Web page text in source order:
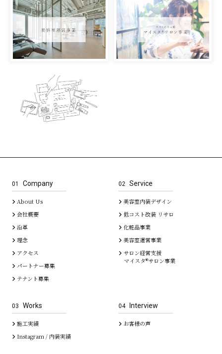
01 Company
About Us
会社概要
沿革
理念
アクセス
パートナー募集
テナント募集
02 Service
美容室内装デザイン
低コスト改装 リサロ
化粧品事業
美容室運営事業
サロン経営支援
マイスタ®サロン事業
03 Works
施工実績
Instagram / 内装実績
04 Interview
お客様の声